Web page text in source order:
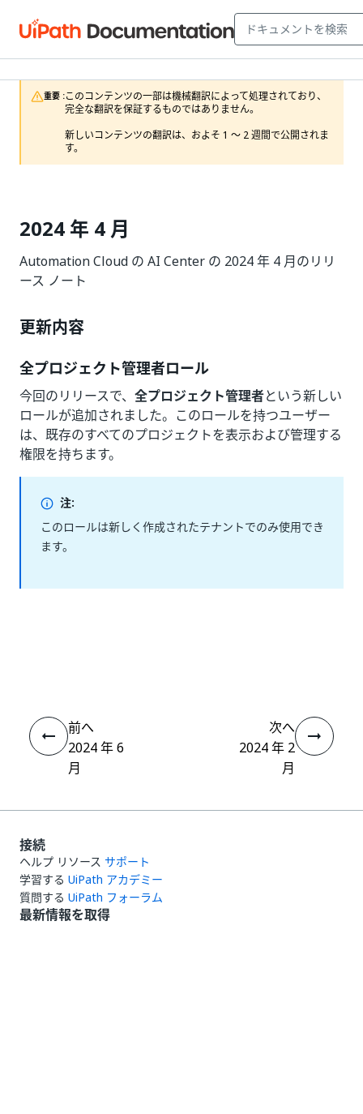
重要 :このコンテンツの一部は機械翻訳によって処理されており、
完全な翻訳を保証するものではありません。
新しいコンテンツの翻訳は、およそ 1 ～ 2 週間で公開されま
す。
2024 年 4 月
Automation Cloud の AI Center の 2024 年 4 月のリリ
ース ノート
更新内容
全プロジェクト管理者ロール
今回のリリースで、 全プロジェクト管理者という新しい
ロールが追加されました。このロールを持つユーザー
は、既存のすべてのプロジェクトを表示および管理する
権限を持ちます。
注:
このロールは新しく作成されたテナントでのみ使用でき
ます。
前へ
2024 年 6
月
次へ
2024 年 2
月
接続
ヘルプ リソース サポート
学習する UiPath アカデミー
質問する UiPath フォーラム
最新情報を取得